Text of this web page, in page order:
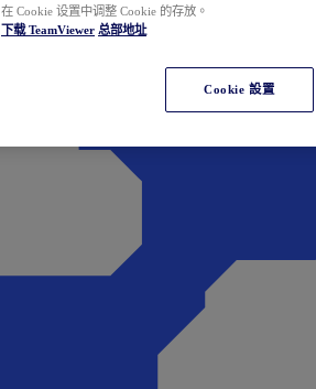
在 Cookie 设置中调整 Cookie 的存放。
下载 TeamViewer 总部地址
Cookie 設置